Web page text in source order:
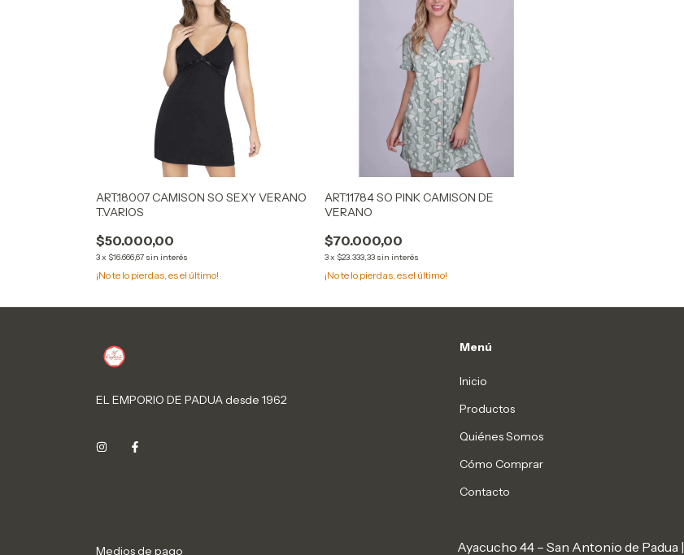
ART.18007 CAMISON SO SEXY VERANO
T.VARIOS
$50.000,00
3x $16.666,67 sin interés
¡No te lo pierdas, es el último!
ART.11784 SO PINK CAMISON DE
VERANO
$70.000,00
3x $23.333,33 sin interés
¡No te lo pierdas, es el último!
EL EMPORIO DE PADUA desde 1962
Menú
Inicio
Productos
Quiénes Somos
Cómo Comprar
Contacto
Medios de pago Ayacucho 44 – San Antonio de Padua |